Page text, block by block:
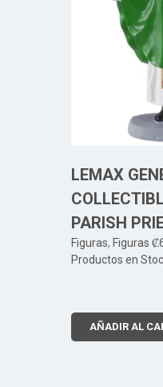
LEMAX
PARISH
Figuras, Figuras
Productos en
AÑADIR AL